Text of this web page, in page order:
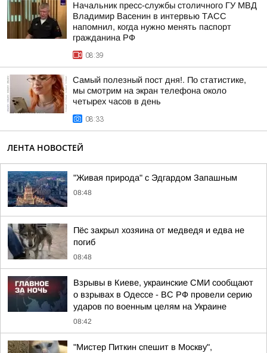
Начальник пресс-службы столичного ГУ МВД
Владимир Васенин в интервью ТАСС
напомнил, когда нужно менять паспорт
гражданина РФ
08:39
Самый полезный пост дня!. По статистике,
мы смотрим на экран телефона около
четырех часов в день
08:33
ЛЕНТА НОВОСТЕЙ
"Живая природа" с Эдгардом Запашным
08:48
Пёс закрыл хозяина от медведя и едва не
погиб
08:48
Взрывы в Киеве, украинские СМИ сообщают
о взрывах в Одессе - ВС РФ провели серию
ударов по военным целям на Украине
08:42
"Мистер Питкин спешит в Москву",